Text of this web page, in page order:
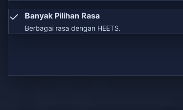
✓ Banyak Pilihan Rasa
Berbagai rasa dengan HEETS.